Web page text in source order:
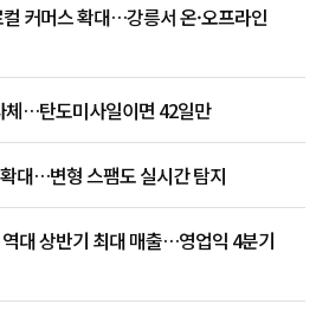
커머스 확대…강릉서 온·오프라인
체…탄도미사일이면 42일만
대…변형 스팸도 실시간 탐지
대 상반기 최대 매출…영업익 4분기